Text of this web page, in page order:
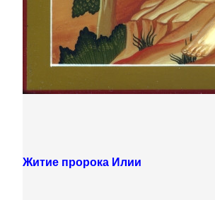
Житие пророка Илии